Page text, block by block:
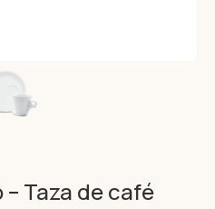
– Taza de café